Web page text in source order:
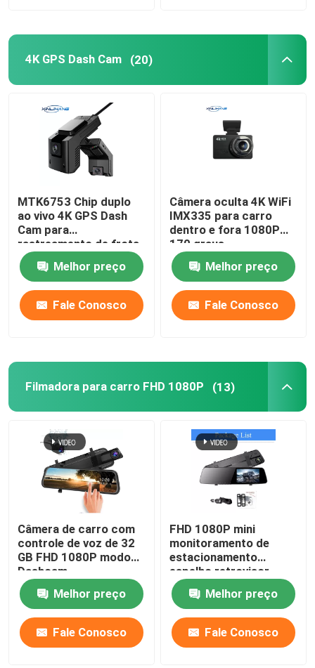
Filmadora para carro FHD 1080P
Dash Cam Recorder
Dash Cam WIFI GPS
Câmera de painel ativada por movimento
Câmera de painel GPS
Câmera de painel sem fio
Painel do Carplay
4K GPS Dash Cam (20)
MTK6753 Chip duplo
ao vivo 4K GPS Dash
Cam para
rastreamento de frota
de carros
estacionadosMelhor preço
Fale Conosco
Câmera oculta 4K WiFi
IMX335 para carro
dentro e fora 1080P
170 graus
Melhor preço
Fale Conosco
Filmadora para carro FHD 1080P (13)
Câmera de carro com
controle de voz de 32
GB FHD 1080P modo
Dashcam
estacionamento IP57 à
prova d'águaMelhor preço
Fale Conosco
FHD 1080P mini
monitoramento de
estacionamento
espelho retrovisor
gravador de carro
câmera de lente dupla
5V
Melhor preço
Fale Conosco